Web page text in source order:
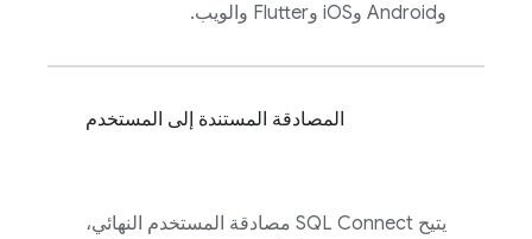
وAndroid وiOS وFlutter والويب.
المصادقة المستندة إلى المستخدم
يتيح SQL Connect مصادقة المستخدم النهائي،